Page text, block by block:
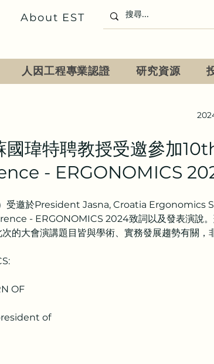
About EST
人因工程專業認證 研究資源
國瑋特聘教授受邀參加
- ERGONOMICS
受邀於President Jasna, Croatia Ergonomics
- ERGONOMICS 2024致詞以及發表演說。
的大會演講題目皆與學術、實務發展趨勢有關，
OF
of